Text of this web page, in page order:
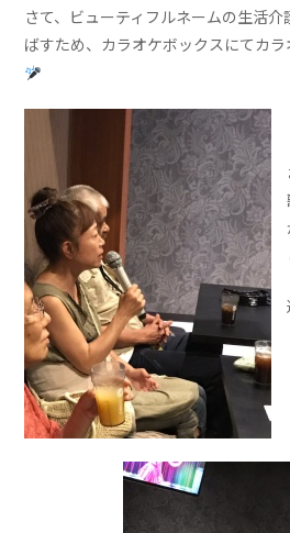
さて、ビューティフルネームの生活
ばすため、カラオケボックスにてカ